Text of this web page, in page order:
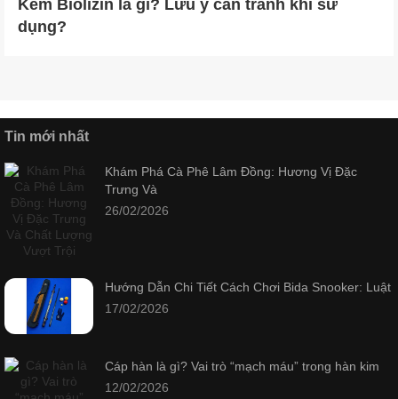
Kẽm Biolizin là gì? Lưu ý cần tránh khi sử
dụng?
Tin mới nhất
Khám Phá Cà Phê Lâm Đồng: Hương Vị Đặc
Trưng Và
26/02/2026
Hướng Dẫn Chi Tiết Cách Chơi Bida Snooker: Luật
17/02/2026
Cáp hàn là gì? Vai trò “mạch máu” trong hàn kim
12/02/2026